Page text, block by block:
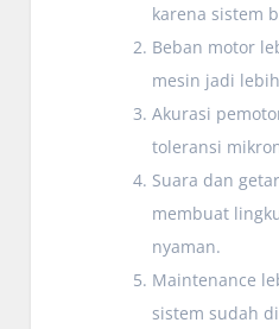
karena sistem
Beban motor
mesin jadi
Akurasi
toleransi
Suara dan
membuat
nyaman.
Maintenance
sistem sudah